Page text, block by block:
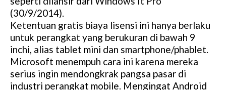
(30/9/2014).
Ketentuan gratis biaya lisensi ini hanya berlaku
untuk perangkat yang berukuran di bawah 9
inchi, alias tablet mini dan smartphone/phablet.
Microsoft menempuh cara ini karena mereka
serius ingin mendongkrak pangsa pasar di
industri perangkat mobile. Mengingat Android